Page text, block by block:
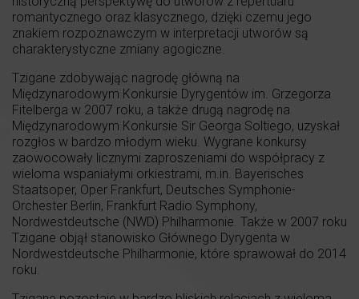
romantycznego oraz klasycznego, dzięki czemu jego
znakiem rozpoznawczym w interpretacji utworów są
charakterystyczne zmiany agogiczne.
Tzigane zdobywając nagrodę główną na
Międzynarodowym Konkursie Dyrygentów im. Grzegorza
Fitelberga w 2007 roku, a także drugą nagrodę na
Międzynarodowym Konkursie Sir Georga Soltiego, uzyskał
rozgłos w bardzo młodym wieku. Wygrane konkursy
zaowocowały licznymi zaproszeniami do współpracy z
wieloma wspaniałymi orkiestrami, m.in. Bayerisches
Staatsoper, Oper Frankfurt, Deutsches Symphonie-
Orchester Berlin, Frankfurt Radio Symphony,
Nordwestdeutsche (NWD) Philharmonie. Także w 2007 roku
Tzigane objął stanowisko Głównego Dyrygenta w
Nordwestdeutsche Philharmonie, które sprawował do 2014
roku.